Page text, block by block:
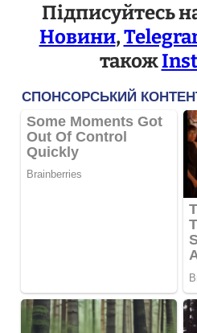
Підписуйтесь
Новини,
також